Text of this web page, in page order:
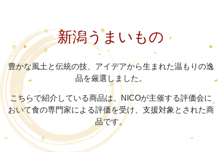
新潟うまいもの
豊かな風土と伝統の技、アイデアから生まれた温もりの逸
品を厳選しました。
こちらで紹介している商品は、NICOが主催する評価会に
おいて食の専門家による評価を受け、支援対象とされた商
品です。